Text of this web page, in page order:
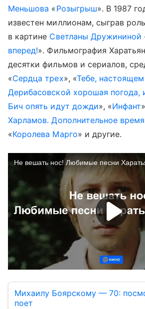
Меньшова «Розыгрыш». В 1987
известен миллионам, сыграв
в картине Светланы Дружининой
вперед!». Фильмография
десятки фильмов и сериалов,
«Сердца трех», «Тебе,
Дерибасовской хорошая погода,
Бич опять идут дожди», «Инфант
Харламов. Дополнительное время
«Королева Марго» и другие.
Михаилу Боярскому — 70:
поет